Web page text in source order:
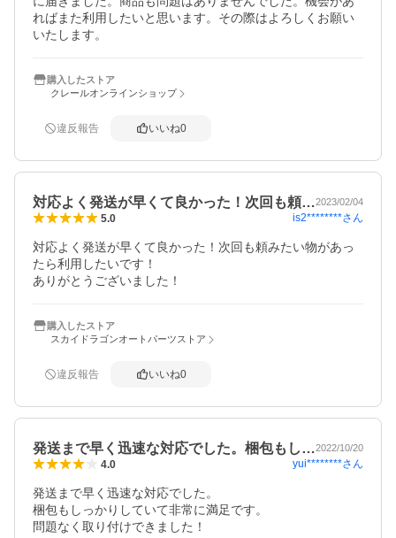
ればまた利用したいと思います。その際はよろしくお願い
いたします。
購入したストア
クレールオンラインショップ
違反報告 いいね0
対応よく発送が早くて良かった！次回も頼…2023/02/04
5.0 is2********さん
対応よく発送が早くて良かった！次回も頼みたい物があっ
たら利用したいです！
ありがとうございました！
購入したストア
スカイドラゴンオートパーツストア
違反報告 いいね0
発送まで早く迅速な対応でした。梱包もし…2022/10/20
4.0 yui********さん
発送まで早く迅速な対応でした。
梱包もしっかりしていて非常に満足です。
問題なく取り付けできました！